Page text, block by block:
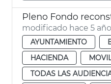
Pleno Fondo
modificado hace 5
AYUNTAMIENTO
HACIENDA
TODAS LAS